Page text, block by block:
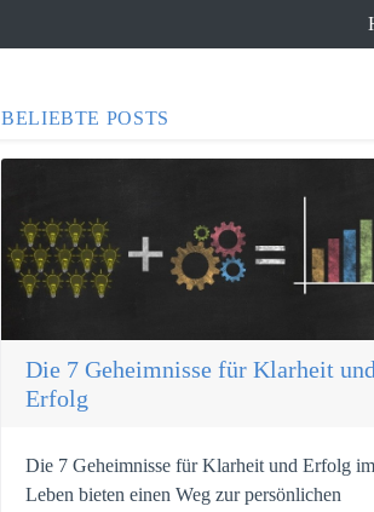
BELIEBTE POSTS
Die 7 Geheimnisse für Klarheit und
Erfolg
Die 7 Geheimnisse für Klarheit und Erfolg im
Leben bieten einen Weg zur persönlichen